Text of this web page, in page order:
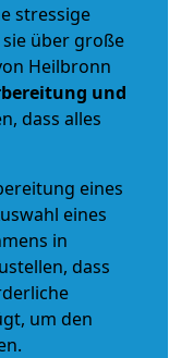
stressige
über große
Heilbronn
und
dass alles
eines
eines
in
dass
um den